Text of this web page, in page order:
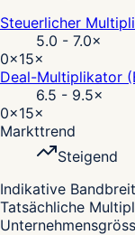
Steuerlicher
5.0 - 7.0×
0×15×
Deal-Multiplikator
6.5 - 9.5×
0×15×
Markttrend
Steigend
Indikative
Tatsächliche